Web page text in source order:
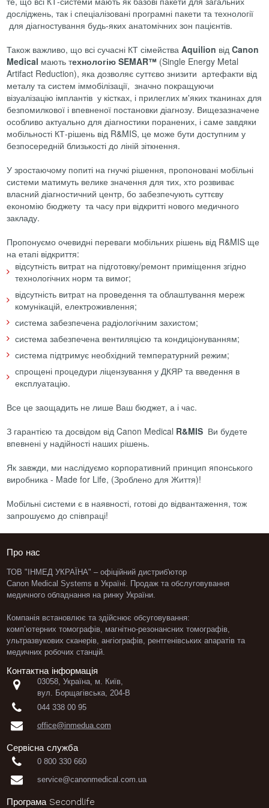
досліджень, так і спеціалізовані програмні пакети та технології
для діагностування будь-яких анатомічних зон пацієнтів.
Також важливо, що всі сучасні КТ сімейства Aquilion від Canon
Medical мають технологію SEMAR™ (Single Energy Metal
Artifact Reduction), яка дозволяє суттєво знизити артефакти від
металу та систем іммобілізації, значно покращуючи
візуалізацію імплантів у кістках, і прилеглих м'яких тканинах для
безпомилкової і впевненої постановки діагнозу. Вищезазначене
особливо актуально для діагностики поранених, і саме завдяки
мобільності КТ-рішень від R&MIS, це може бути доступним у
безпосередній близькості до ліній зіткнення.
У зростаючому попиті на гнучкі рішення, пропоновані мобільні
системи матимуть велике значення для тих, хто розвиває
власний діагностичний центр, бо забезпечують суттєву
економію бюджету та часу при відкритті нового медичного
закладу.
Пропонуємо очевидні переваги мобільних рішень від R&MIS ще
на етапі відкриття:
відсутність витрат на підготовку/ремонт приміщення згідно
технологічних норм та вимог;
відсутність витрат на проведення та облаштування мереж
комунікацій, електроживлення;
система забезпечена радіологічним захистом;
система забезпечена вентиляцією та кондиціонуванням;
система підтримує необхідний температурний режим;
спрощені процедури ліцензування у ДКЯР та введення в
експлуатацію.
Все це заощадить не лише Ваш бюджет, а і час.
З гарантією та досвідом від Canon Medical R&MIS Ви будете
впевнені у надійності наших рішень.
Як завжди, ми наслідуємо корпоративний принцип японського
виробника - Made for Life, (Зроблено для Життя)!
Мобільні системи є в наявності, готові до відвантаження, тож
запрошуємо до співпраці!
Про нас
ТОВ "ІНМЕД УКРАЇНА" – офіційний дистриб'ютор
Canon Medical Systems в Україні. Продаж та обслуговування
медичного обладнання на ринку України.
Компанія встановлює та здійснює обсуговування:
комп’ютерних томографів магнітно-резонансних томографів
ультразвукових сканерів ангіографів рентгенівських апаратів та
медичних робочих станцій.
Контактна інформація

03058, Україна, м. Київ,
вул. Борщагівська, 204-В
 044 338 00 95
 office@inmedua.com
Сервісна служба
 0 800 330 660
 service@canonmedical.com.ua
Програма Secondlife